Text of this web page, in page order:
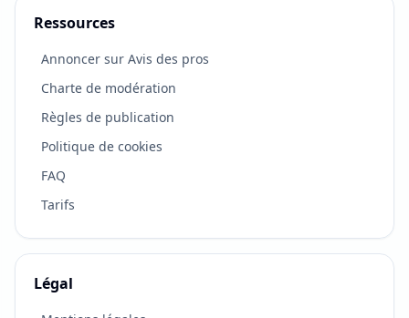
Ressources
Annoncer sur Avis des pros
Charte de modération
Règles de publication
Politique de cookies
FAQ
Tarifs
Légal